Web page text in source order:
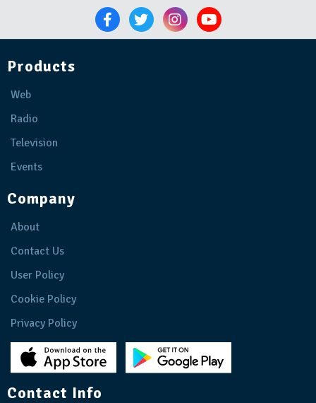
Products
Web
Radio
Television
Events
Company
About
Contact Us
User Policy
Cookie Policy
Privacy Policy
Contact Info